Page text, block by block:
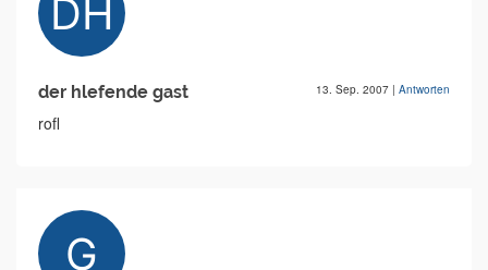
der hlefende gast 13. Sep. 2007 | Antworten
rofl